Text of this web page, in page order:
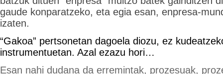
gaude konparatzeko, eta egia esan, enpresa-
izaten.
“Gakoa” pertsonetan dagoela diozu, ez
instrumentuetan. Azal ezazu hori…
Esan nahi dudana da erremintak, prozesuak,